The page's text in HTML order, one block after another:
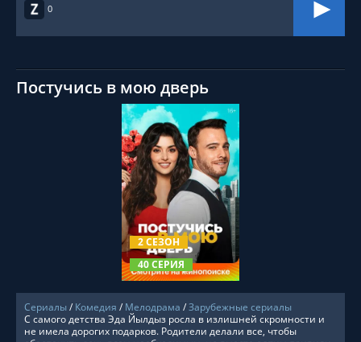
0
Постучись в мою дверь
2 СЕЗОН
40 СЕРИЯ
СМОТРЕТЬ ОНЛАЙН
Сериалы/ Комедия / Мелодрама /Зарубежные сериалы
С самого детства Эда Йылдыз росла в излишней скромности и
не имела дорогих подарков. Родители делали все, чтобы